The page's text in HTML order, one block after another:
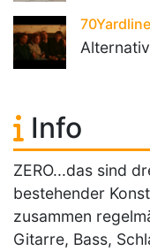
70Yardline
Info
ZERO...das sind
bestehender
zusammen
Gitarre, Bass,